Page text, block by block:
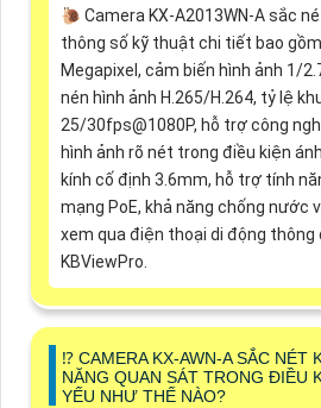
🐌 Camera KX-A2013WN-A sắc
thông số kỹ thuật chi tiết bao
Megapixel, cảm biến hình ảnh 1/
nén hình ảnh H.265/H.264, tỷ lệ
25/30fps@1080P, hỗ trợ công
hình ảnh rõ nét trong điều kiện
kính cố định 3.6mm, hỗ trợ tính
mạng PoE, khả năng chống nước
xem qua điện thoại di động thông
KBViewPro.
⁉️ CAMERA KX-AWN-A SẮC NÉT
NĂNG QUAN SÁT TRONG ĐIỀU
YẾU NHƯ THẾ NÀO?